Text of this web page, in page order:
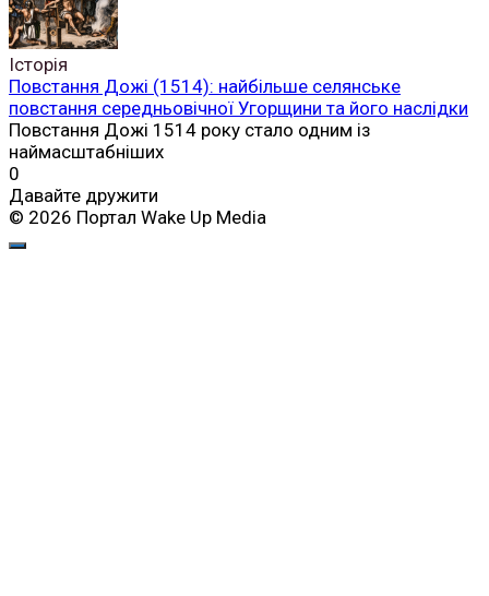
Історія
Повстання Дожі (1514): найбільше селянське
повстання середньовічної Угорщини та його наслідки
Повстання Дожі 1514 року стало одним із
наймасштабніших
0
Давайте дружити
© 2026 Портал Wake Up Media